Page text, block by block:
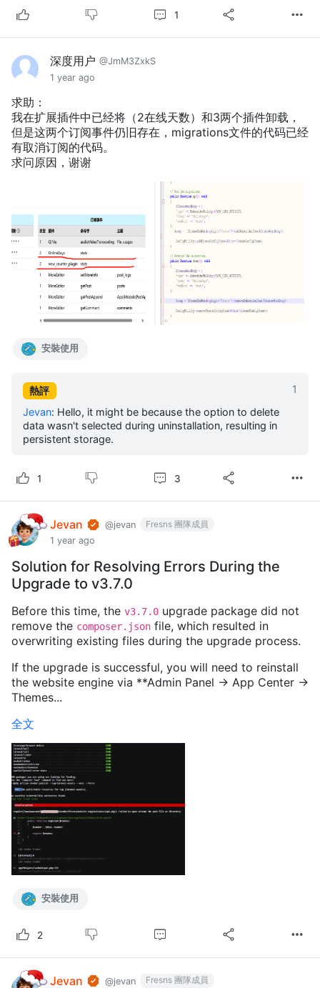
1
深度用户 @JmM3ZxkS
1 year ago
求助：
我在扩展插件中已经将（2在线天数）和3两个插件卸载，
但是这两个订阅事件仍旧存在，migrations文件的代码已经
有取消订阅的代码。
求问原因，谢谢
安裝使用
熱評
1
Jevan: Hello, it might be because the option to delete
data wasn't selected during uninstallation, resulting in
persistent storage.
1 3
Jevan @jevan
Fresns 團隊成員
1 year ago
Solution for Resolving Errors During the
Upgrade to v3.7.0
Before this time, the v3.7.0 upgrade package did not
remove the composer.json file, which resulted in
overwriting existing files during the upgrade process.
If the upgrade is successful, you will need to reinstall
the website engine via **Admin Panel -> App Center ->
Themes...
全文
安裝使用
2
Jevan @jevan Fresns 團隊成員